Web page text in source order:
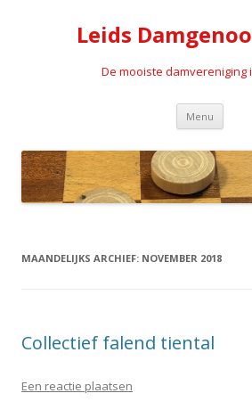
Leids
De mooiste damvereniging
Menu
MAANDELIJKS ARCHIEF: NOVEMBER 2018
Collectief falend tiental
Een reactie plaatsen